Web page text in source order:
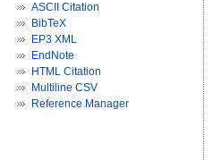
ASCII Citation
BibTeX
EP3 XML
EndNote
HTML Citation
Multiline CSV
Reference Manager